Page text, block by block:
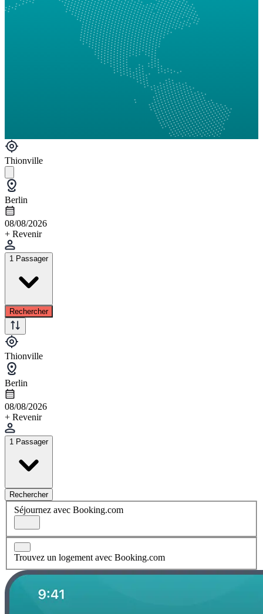
Thionville
Berlin
08/08/2026
+ Revenir
1 Passager
Rechercher
Thionville
Berlin
08/08/2026
+ Revenir
1 Passager
Rechercher
Séjournez avec Booking.com
Trouvez un logement avec Booking.com